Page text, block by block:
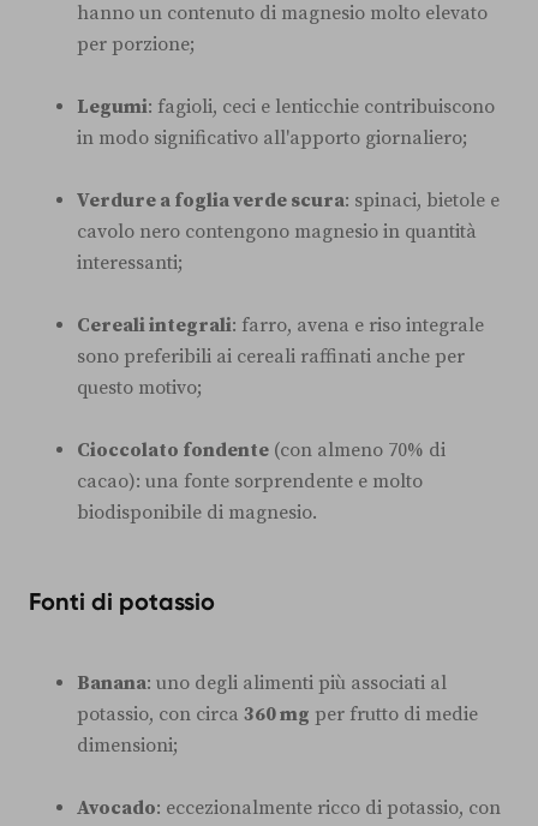
hanno un contenuto di magnesio molto elevato
per porzione;
Legumi: fagioli, ceci e lenticchie contribuiscono
in modo significativo all'apporto giornaliero;
Verdure a foglia verde scura: spinaci, bietole e
cavolo nero contengono magnesio in quantità
interessanti;
Cereali integrali: farro, avena e riso integrale
sono preferibili ai cereali raffinati anche per
questo motivo;
Cioccolato fondente (con almeno 70% di
cacao): una fonte sorprendente e molto
biodisponibile di magnesio.
Fonti di potassio
Banana: uno degli alimenti più associati al
potassio, con circa 360 mg per frutto di medie
dimensioni;
Avocado: eccezionalmente ricco di potassio, con